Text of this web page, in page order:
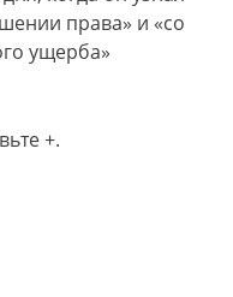
права» и «со
ущерба»
+.